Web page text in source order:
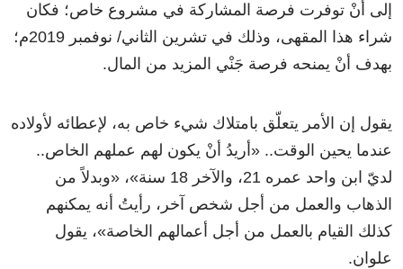
إلى أنْ توفرت فرصة المشاركة في مشروع خاص؛ فكان
شراء هذا المقهى، وذلك في تشرين الثاني/ نوفمبر 2019م؛
بهدف أنْ يمنحه فرصة جَنْي المزيد من المال.
يقول إن الأمر يتعلّق بامتلاك شيء خاص به، لإعطائه لأولاده
عندما يحين الوقت.. «أريدُ أنْ يكون لهم عملهم الخاص..
لديّ ابن واحد عمره 21، والآخر 18 سنة»، «وبدلاً من
الذهاب والعمل من أجل شخص آخر، رأيتُ أنه يمكنهم
كذلك القيام بالعمل من أجل أعمالهم الخاصة»، يقول
علوان.